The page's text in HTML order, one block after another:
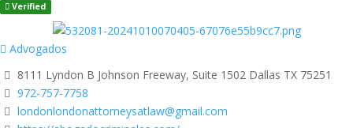
Verified
Advogados
8111 Lyndon B Johnson Freeway, Suite 1502 Dallas TX 75251
972-757-7758
londonlondonattorneysatlaw@gmail.com